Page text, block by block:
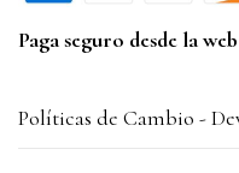
Paga seguro desde la
Políticas de Cambio -